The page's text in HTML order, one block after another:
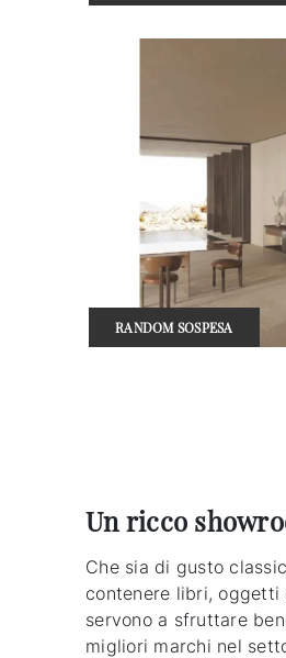
RANDOM SOSPESA
Un ricco
Che sia di gusto
contenere libri, oggetti
servono a sfruttare
migliori marchi nel